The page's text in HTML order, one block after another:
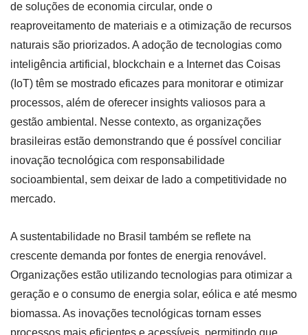
de soluções de economia circular, onde o
reaproveitamento de materiais e a otimização de recursos
naturais são priorizados. A adoção de tecnologias como
inteligência artificial, blockchain e a Internet das Coisas
(IoT) têm se mostrado eficazes para monitorar e otimizar
processos, além de oferecer insights valiosos para a
gestão ambiental. Nesse contexto, as organizações
brasileiras estão demonstrando que é possível conciliar
inovação tecnológica com responsabilidade
socioambiental, sem deixar de lado a competitividade no
mercado.
A sustentabilidade no Brasil também se reflete na
crescente demanda por fontes de energia renovável.
Organizações estão utilizando tecnologias para otimizar a
geração e o consumo de energia solar, eólica e até mesmo
biomassa. As inovações tecnológicas tornam esses